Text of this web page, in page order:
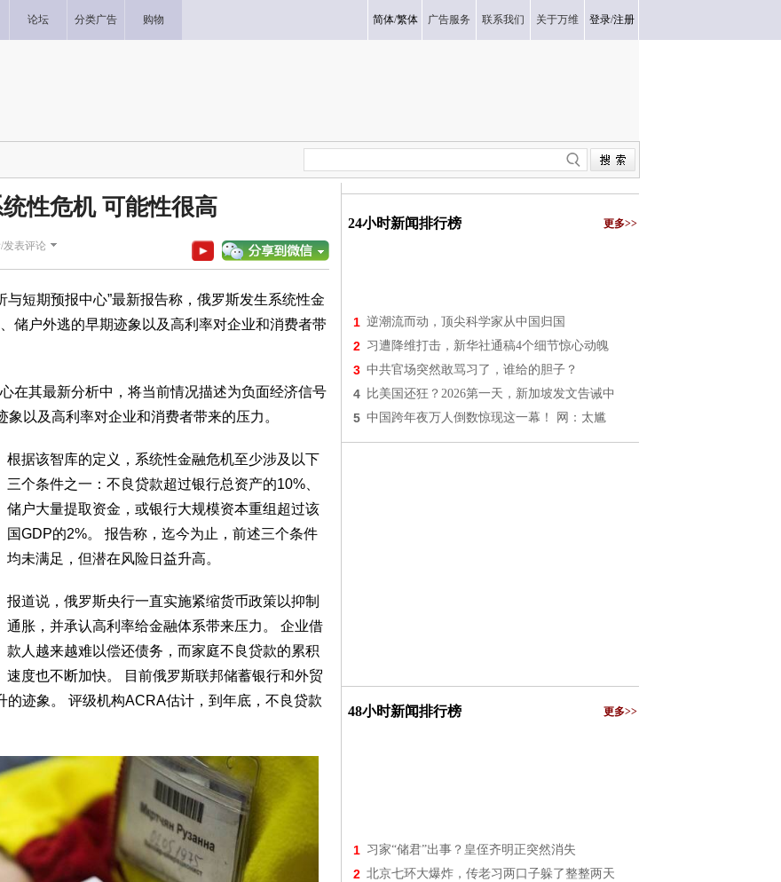
论坛 分类广告 购物 简体/繁体 广告服务 联系我们 关于万维 登录/注册
性危机 可能性很高
发表评论
与短期预报中心”最新报告称，俄罗斯发生系统性金
储户外逃的早期迹象以及高利率对企业和消费者带
在其最新分析中，将当前情况描述为负面经济信号
象以及高利率对企业和消费者带来的压力。
根据该智库的定义，系统性金融危机至少涉及以下
三个条件之一：不良贷款超过银行总资产的10%、
储户大量提取资金，或银行大规模资本重组超过该
国GDP的2%。 报告称，迄今为止，前述三个条件
均未满足，但潜在风险日益升高。
报道说，俄罗斯央行一直实施紧缩货币政策以抑制
通胀，并承认高利率给金融体系带来压力。 企业借
款人越来越难以偿还债务，而家庭不良贷款的累积
速度也不断加快。 目前俄罗斯联邦储蓄银行和外贸
迹象。 评级机构ACRA估计，到年底，不良贷款
24小时新闻排行榜 更多>>
1 逆潮流而动，顶尖科学家从中国归国
2 习遭降维打击，新华社通稿4个细节惊心动魄
3 中共官场突然敢骂习了，谁给的胆子？
4 比美国还狂？2026第一天，新加坡发文告诫中
5 中国跨年夜万人倒数惊现这一幕！ 网：太尴
48小时新闻排行榜 更多>>
1 习家“储君”出事？皇侄齐明正突然消失
2 北京七环大爆炸，传老习两口子躲了整整两天